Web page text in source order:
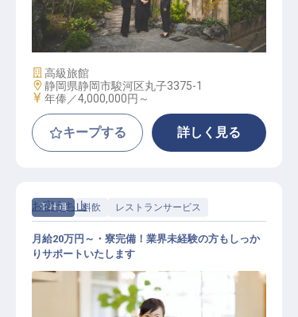
支配人候補
施設業態
高級旅館
勤務地
静岡県静岡市駿河区丸子3375-1
給与
年俸／4,000,000円～
キープする 詳しく見る
正社員 料飲 レストランサービス
お宿うち山
月給20万円～・寮完備！業界未経験の方もしっか
りサポートいたします